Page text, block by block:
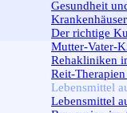
Gesundheit
Der richtige
Mutter-Vater-
Rehakliniken
Reit-
Lebensmittel
Lebensmittel